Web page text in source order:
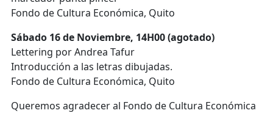
Fondo de Cultura Económica, Quito
Sábado 16 de Noviembre, 14H00 (agotado)
Lettering por Andrea Tafur
Introducción a las letras dibujadas.
Fondo de Cultura Económica, Quito
Queremos agradecer al Fondo de Cultura Económica